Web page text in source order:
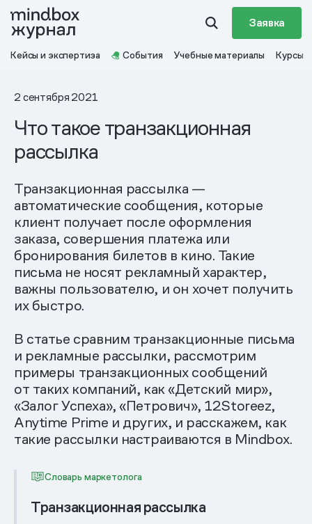
Заявка
Кейсы и экспертиза События Учебные материалы Курсы
2 сентября 2021
Что такое транзакционная
рассылка
Транзакционная рассылка —
автоматические сообщения, которые
клиент получает после оформления
заказа, совершения платежа или
бронирования билетов в кино. Такие
письма не носят рекламный характер,
важны пользователю, и он хочет получить
их быстро.
В статье сравним транзакционные письма
и рекламные рассылки, рассмотрим
примеры транзакционных сообщений
от таких компаний, как «Детский мир»,
«Залог Успеха», «Петрович», 12Storeez,
Anytime Prime и других, и расскажем, как
такие рассылки настраиваются в Mindbox.
Словарь маркетолога
Транзакционная рассылка